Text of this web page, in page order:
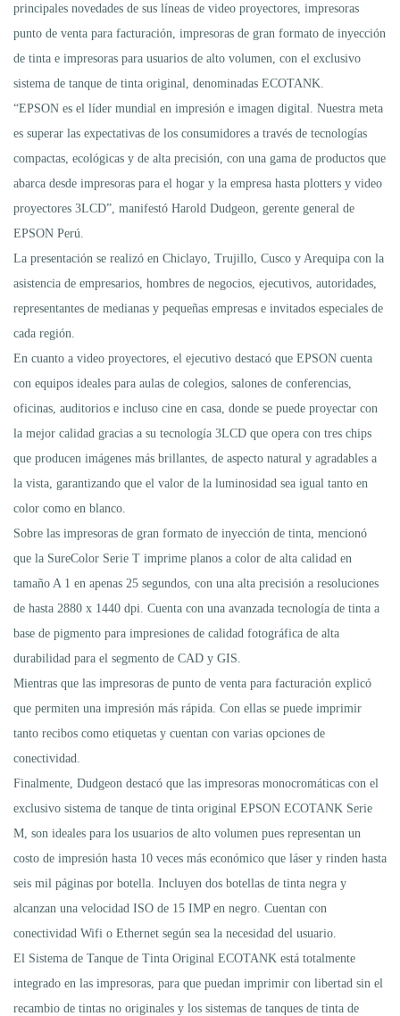
principales novedades de sus líneas de video proyectores, impresoras
punto de venta para facturación, impresoras de gran formato de inyección
de tinta e impresoras para usuarios de alto volumen, con el exclusivo
sistema de tanque de tinta original, denominadas ECOTANK.
“EPSON es el líder mundial en impresión e imagen digital. Nuestra meta
es superar las expectativas de los consumidores a través de tecnologías
compactas, ecológicas y de alta precisión, con una gama de productos que
abarca desde impresoras para el hogar y la empresa hasta plotters y video
proyectores 3LCD”, manifestó Harold Dudgeon, gerente general de
EPSON Perú.
La presentación se realizó en Chiclayo, Trujillo, Cusco y Arequipa con la
asistencia de empresarios, hombres de negocios, ejecutivos, autoridades,
representantes de medianas y pequeñas empresas e invitados especiales de
cada región.
En cuanto a video proyectores, el ejecutivo destacó que EPSON cuenta
con equipos ideales para aulas de colegios, salones de conferencias,
oficinas, auditorios e incluso cine en casa, donde se puede proyectar con
la mejor calidad gracias a su tecnología 3LCD que opera con tres chips
que producen imágenes más brillantes, de aspecto natural y agradables a
la vista, garantizando que el valor de la luminosidad sea igual tanto en
color como en blanco.
Sobre las impresoras de gran formato de inyección de tinta, mencionó
que la SureColor Serie T imprime planos a color de alta calidad en
tamaño A 1 en apenas 25 segundos, con una alta precisión a resoluciones
de hasta 2880 x 1440 dpi. Cuenta con una avanzada tecnología de tinta a
base de pigmento para impresiones de calidad fotográfica de alta
durabilidad para el segmento de CAD y GIS.
Mientras que las impresoras de punto de venta para facturación explicó
que permiten una impresión más rápida. Con ellas se puede imprimir
tanto recibos como etiquetas y cuentan con varias opciones de
conectividad.
Finalmente, Dudgeon destacó que las impresoras monocromáticas con el
exclusivo sistema de tanque de tinta original EPSON ECOTANK Serie
M, son ideales para los usuarios de alto volumen pues representan un
costo de impresión hasta 10 veces más económico que láser y rinden hasta
seis mil páginas por botella. Incluyen dos botellas de tinta negra y
alcanzan una velocidad ISO de 15 IMP en negro. Cuentan con
conectividad Wifi o Ethernet según sea la necesidad del usuario.
El Sistema de Tanque de Tinta Original ECOTANK está totalmente
integrado en las impresoras, para que puedan imprimir con libertad sin el
recambio de tintas no originales y los sistemas de tanques de tinta de